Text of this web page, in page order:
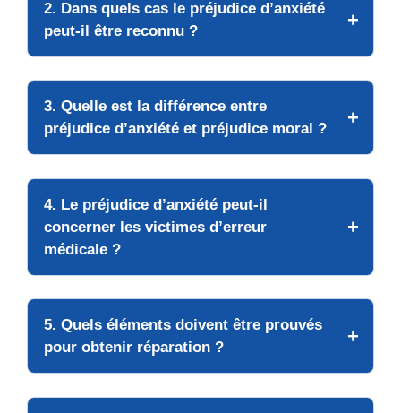
2. Dans quels cas le préjudice d’anxiété
peut-il être reconnu ?
3. Quelle est la différence entre
préjudice d’anxiété et préjudice moral ?
4. Le préjudice d’anxiété peut-il
concerner les victimes d’erreur
médicale ?
5. Quels éléments doivent être prouvés
pour obtenir réparation ?